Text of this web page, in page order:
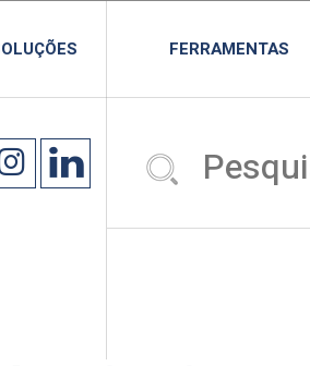
FERRAMENTAS